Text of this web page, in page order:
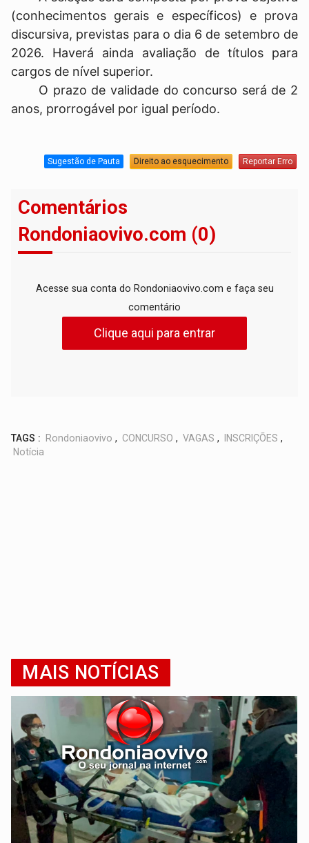
(conhecimentos gerais e específicos) e prova
discursiva, previstas para o dia 6 de setembro de
2026. Haverá ainda avaliação de títulos para
cargos de nível superior.
O prazo de validade do concurso será de 2
anos, prorrogável por igual período.
Sugestão de Pauta Direito ao esquecimento Reportar Erro
Comentários
Rondoniaovivo.com (0)
Acesse sua conta do Rondoniaovivo.com e faça seu
comentário
Clique aqui para entrar
TAGS : Rondoniaovivo , CONCURSO , VAGAS , INSCRIÇÕES ,
Notícia
MAIS NOTÍCIAS